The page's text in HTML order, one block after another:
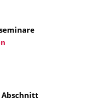
Abschnitt